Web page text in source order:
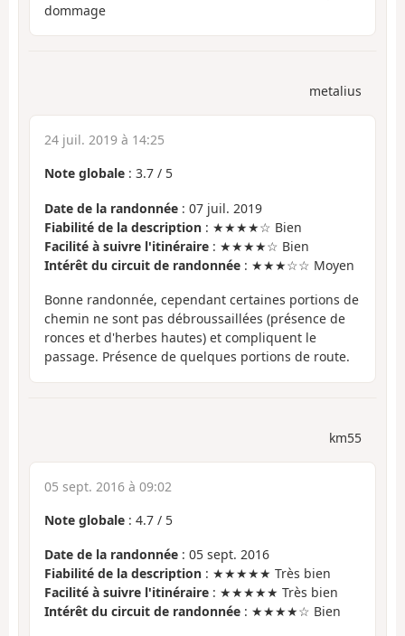
dommage
metalius
24 juil. 2019 à 14:25
Note globale : 3.7 / 5
Date de la randonnée : 07 juil. 2019
Fiabilité de la description : ★★★★☆ Bien
Facilité à suivre l'itinéraire : ★★★★☆ Bien
Intérêt du circuit de randonnée : ★★★☆☆ Moyen
Bonne randonnée, cependant certaines portions de
chemin ne sont pas débroussaillées (présence de
ronces et d'herbes hautes) et compliquent le
passage. Présence de quelques portions de route.
km55
05 sept. 2016 à 09:02
Note globale : 4.7 / 5
Date de la randonnée : 05 sept. 2016
Fiabilité de la description : ★★★★★ Très bien
Facilité à suivre l'itinéraire : ★★★★★ Très bien
Intérêt du circuit de randonnée : ★★★★☆ Bien